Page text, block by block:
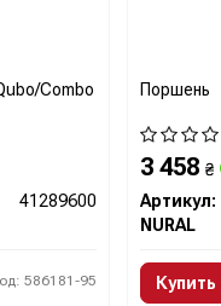
Combo
41289600
586181-95
Поршень
3 458₴
Артикул:
NURAL
Купить